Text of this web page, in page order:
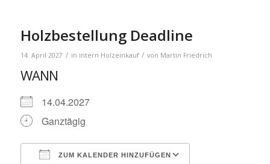
Holzbestellung Deadline
14. April 2027 / in intern Holzeinkauf / von Martin Friedrich
WANN
14.04.2027
Ganztägig
ZUM KALENDER HINZUFÜGEN